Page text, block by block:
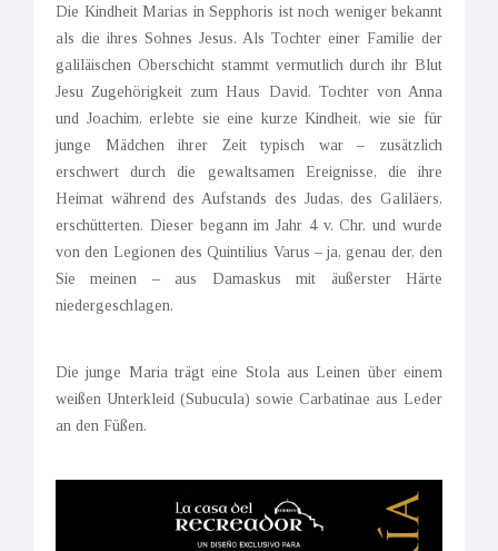
Die Kindheit Marias in Sepphoris ist noch weniger bekannt
als die ihres Sohnes Jesus. Als Tochter einer Familie der
galiläischen Oberschicht stammt vermutlich durch ihr Blut
Jesu Zugehörigkeit zum Haus David. Tochter von Anna
und Joachim, erlebte sie eine kurze Kindheit, wie sie für
junge Mädchen ihrer Zeit typisch war – zusätzlich
erschwert durch die gewaltsamen Ereignisse, die ihre
Heimat während des Aufstands des Judas, des Galiläers,
erschütterten. Dieser begann im Jahr 4 v. Chr. und wurde
von den Legionen des Quintilius Varus – ja, genau der, den
Sie meinen – aus Damaskus mit äußerster Härte
niedergeschlagen.
Die junge Maria trägt eine Stola aus Leinen über einem
weißen Unterkleid (Subucula) sowie Carbatinae aus Leder
an den Füßen.